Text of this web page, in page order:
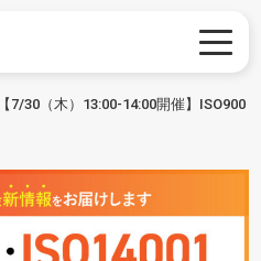
【7/30（木）13:00-14:00開催】ISO900